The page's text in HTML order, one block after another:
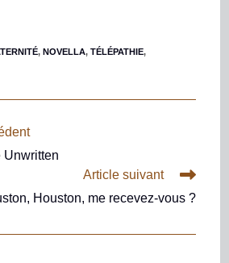
, NOVELLA, TÉLÉPATHIE,
Unwritten
Article suivant
Houston, me recevez-vous ?